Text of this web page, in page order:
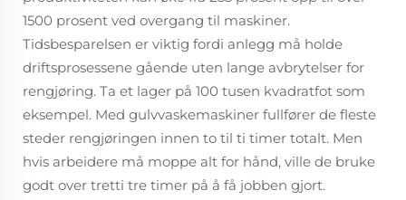
1500 prosent ved overgang til maskiner.
Tidsbesparelsen er viktig fordi anlegg må holde
driftsprosessene gående uten lange avbrytelser for
rengjøring. Ta et lager på 100 tusen kvadratfot som
eksempel. Med gulvvaskemaskiner fullfører de fleste
steder rengjøringen innen to til ti timer totalt. Men
hvis arbeidere må moppe alt for hånd, ville de bruke
godt over tretti tre timer på å få jobben gjort.